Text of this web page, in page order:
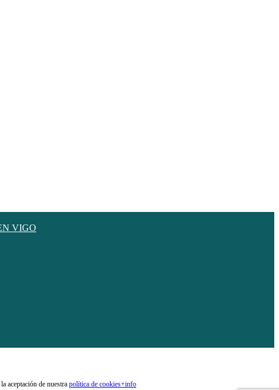
aceptación de nuestra política de cookies+info